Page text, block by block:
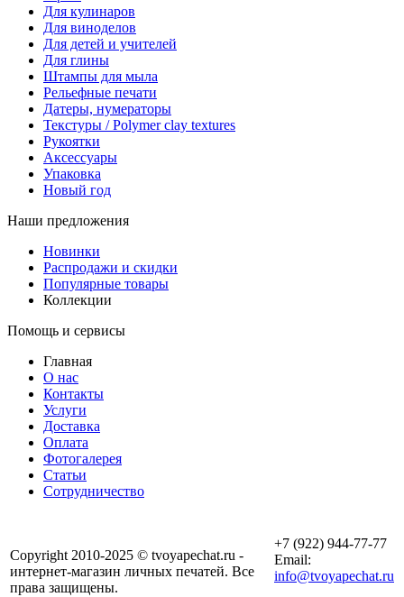
Для кулинаров
Для виноделов
Для детей и учителей
Для глины
Штампы для мыла
Рельефные печати
Датеры, нумераторы
Текстуры / Polymer clay textures
Рукоятки
Аксессуары
Упаковка
Новый год
Наши предложения
Новинки
Распродажи и скидки
Популярные товары
Коллекции
Помощь и сервисы
Главная
О нас
Контакты
Услуги
Доставка
Оплата
Фотогалерея
Статьи
Сотрудничество
Copyright 2010-2025 © tvoyapechat.ru -
интернет-магазин личных печатей. Все
права защищены.
+7 (922) 944-77-77
Email:
info@tvoyapechat.ru